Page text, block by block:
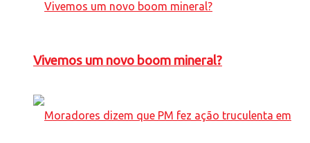
Vivemos um novo boom mineral?